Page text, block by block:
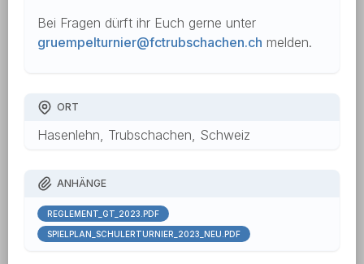
Bei Fragen dürft ihr Euch gerne unter
gruempelturnier@fctrubschachen.ch melden.
ORT
Hasenlehn, Trubschachen, Schweiz
ANHÄNGE
REGLEMENT_GT_2023.PDF
SPIELPLAN_SCHÜLERTURNIER_2023_NEU.PDF